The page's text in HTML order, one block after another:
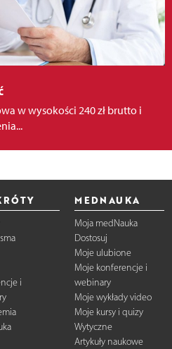
w wysokości 240 zł brutto i
i
MEDNAUKA
Moja medNauka
Dostosuj
Moje ulubione
Moje konferencje i
webinary
Moje wykłady video
Moje kursy i quizy
Wytyczne
Artykuły naukowe